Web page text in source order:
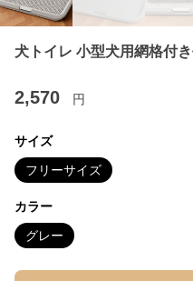
犬トイレ 小型犬用網格付
2,570 円
サイズ
フリーサイズ
カラー
グレー